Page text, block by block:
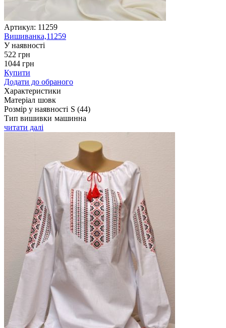
Артикул: 11259
Вишиванка,11259
У наявності
522 грн
1044 грн
Купити
Додати до обраного
Характеристики
Матеріал шовк
Розмір у наявності S (44)
Тип вишивки машинна
читати далі